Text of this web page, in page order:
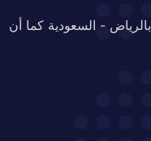
- السعودية كما أن